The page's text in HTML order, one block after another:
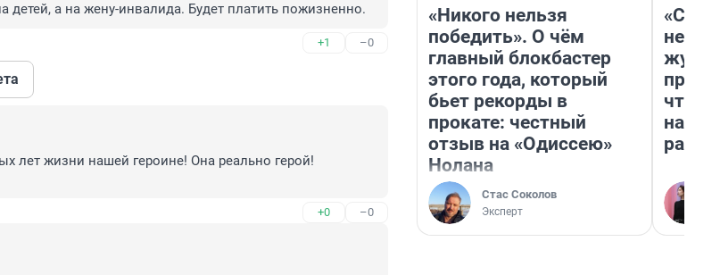
а на жену-инвалида. Будет платить пожизненно.
+1 –0
лет жизни нашей героине! Она реально герой!
+0 –0
«Никого нельзя
победить». О чём
главный блокбастер
этого года, который
бьет рекорды в
прокате: честный
отзыв на «Одиссею»
Нолана
Стас Соколов
Эксперт
на
ради